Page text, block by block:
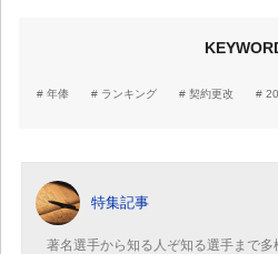
年俸 ランキング 契約更改
特集記事
著名選手から知る人ぞ知る選手まで